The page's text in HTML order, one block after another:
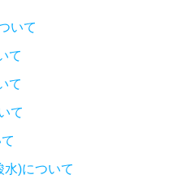
いて
て
て
て
水)について